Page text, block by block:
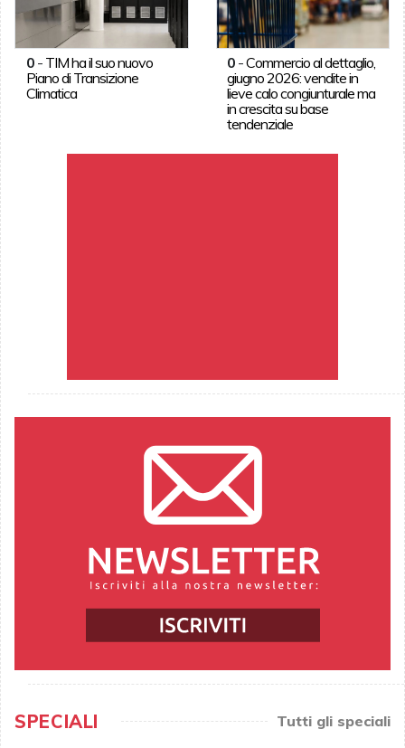
0- TIM ha il suo nuovo
Piano di Transizione
Climatica
0 -Commercio al dettaglio,
giugno 2026: vendite in
lieve calo congiunturale ma
in crescita su base
tendenziale
SPECIALI Tutti gli speciali